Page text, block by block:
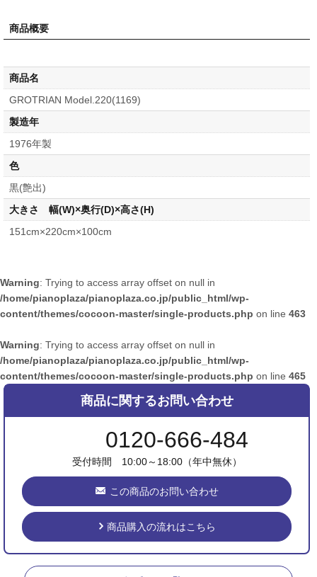
商品概要
商品名
GROTRIAN Model.220(1169)
製造年
1976年製
色
黒(艶出)
大きさ 幅(W)×奥行(D)×高さ(H)
151cm×220cm×100cm
Warning: Trying to access array offset on null in
/home/pianoplaza/pianoplaza.co.jp/public_html/wp-
content/themes/cocoon-master/single-products.php on line 463
Warning: Trying to access array offset on null in
/home/pianoplaza/pianoplaza.co.jp/public_html/wp-
content/themes/cocoon-master/single-products.php on line 465
商品に関するお問い合わせ
0120-666-484
受付時間 10:00～18:00（年中無休）
この商品のお問い合わせ
商品購入の流れはこちら